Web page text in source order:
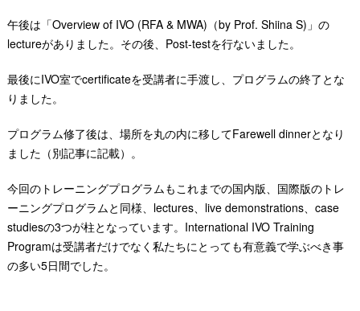
午後は「Overview of IVO (RFA & MWA)（by Prof. Shiina S)」の
lectureがありました。その後、Post-testを行ないました。
最後にIVO室でcertificateを受講者に手渡し、プログラムの終了とな
りました。
プログラム修了後は、場所を丸の内に移してFarewell dinnerとなり
ました（別記事に記載）。
今回のトレーニングプログラムもこれまでの国内版、 国際版のトレ
ーニングプログラムと同様、lectures、 live demonstrations、case
studiesの3つが柱となっています。International IVO Training
Programは受講者だけでなく私たちにとっても有意義で学ぶべき事
の多い5日間でした。